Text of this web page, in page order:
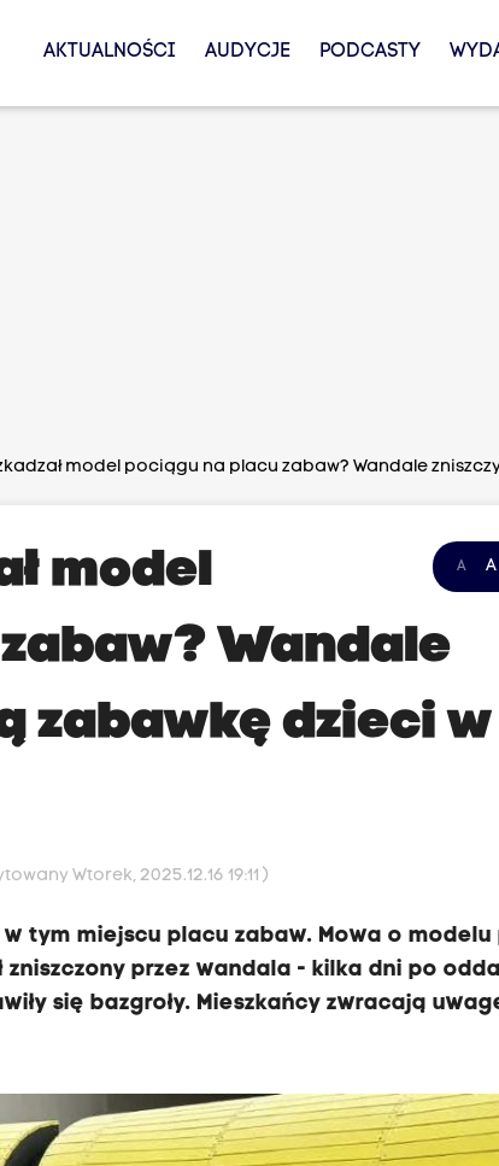
AKTUALNOŚCI AUDYCJE PODCASTY
model pociągu na placu zabaw? Wandale
A A
model
Wandale
zabawkę dzieci w
Wtorek, 2025.12.16 19:11 )
tym miejscu placu zabaw. Mowa o
przez wandala - kilka dni po
się bazgroły. Mieszkańcy zwracają